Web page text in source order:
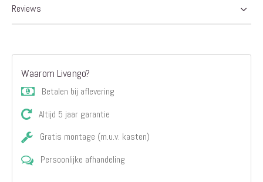
Reviews
Waarom Livengo?
Betalen bij aflevering
Altijd 5 jaar garantie
Gratis montage (m.u.v. kasten)
Persoonlijke afhandeling